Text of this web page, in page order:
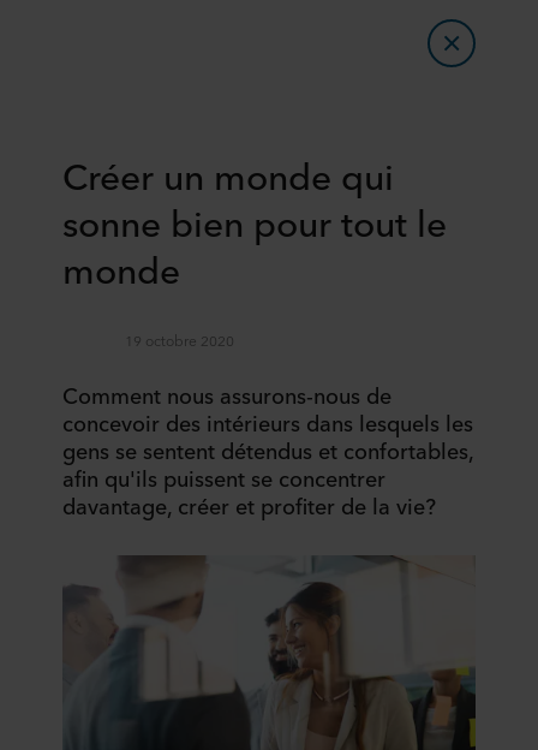
Créer un monde qui
sonne bien pour tout le
monde
19 octobre 2020
Comment nous assurons-nous de
concevoir des intérieurs dans lesquels les
gens se sentent détendus et confortables,
afin qu'ils puissent se concentrer
davantage, créer et profiter de la vie?